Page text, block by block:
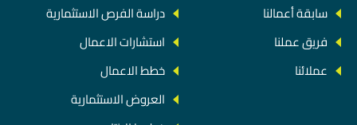
سابقة أعمالنا
فريق عملنا
عملائنا
دراسة الفرص الاستثمارية
استشارات الاعمال
خطط الاعمال
العروض الاستثمارية